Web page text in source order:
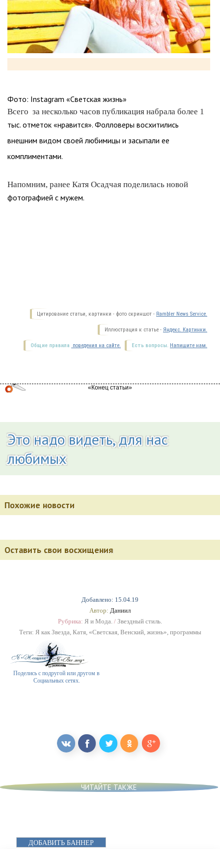
Добавлено: 15.04.19
Автор: Даниил
Рубрика: Я и Мода. / Звездный стиль.
Теги: Я как Звезда, Катя, «Светская, Венский, жизнь», программы
Поделись с подругой или другом в
Социальных сетях.
Фото: Instagram «Светская жизнь»
Всего за несколько часов публикация набрала более 1
тыс. отметок «нравится». Фолловеры восхитились
внешним видом своей любимицы и засыпали ее
комплиментами.
Напомним, ранее Катя Осадчая поделилась новой
фотографией с мужем.
Цитирование статьи, картинки - фото скриншот - Rambler News Service.
Иллюстрация к статье - Яндекс. Картинки.
Есть вопросы. Напишите нам.
Общие правила поведения на сайте.
Это надо видеть, для нас
любимых
Похожие новости
Оставить свои восхищения
ЧИТАЙТЕ ТАКЖЕ
ДОБАВИТЬ БАННЕР